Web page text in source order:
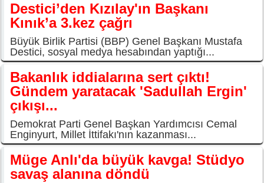
Destici’den Kızılay'ın Başkanı
Kınık’a 3.kez çağrı
Büyük Birlik Partisi (BBP) Genel Başkanı Mustafa
Destici, sosyal medya hesabından yaptığı...
Bakanlık iddialarına sert çıktı!
Gündem yaratacak 'Sadullah Ergin'
çıkışı...
Demokrat Parti Genel Başkan Yardımcısı Cemal
Enginyurt, Millet İttifakı'nın kazanması...
Müge Anlı'da büyük kavga! Stüdyo
savaş alanına döndü